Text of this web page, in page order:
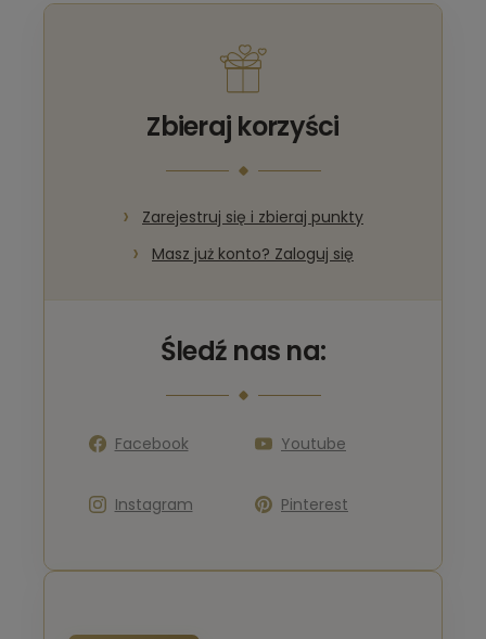
Zbieraj korzyści
Zarejestruj się i zbieraj punkty
Masz już konto? Zaloguj się
Śledź nas na:
Facebook Youtube
Instagram Pinterest